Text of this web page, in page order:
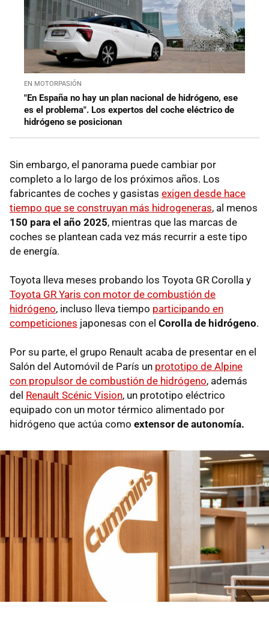
EN MOTORPASIÓN
"En España no hay un plan nacional de hidrógeno, ese
es el problema". Los expertos del coche eléctrico de
hidrógeno se posicionan
Sin embargo, el panorama puede cambiar por
completo a lo largo de los próximos años. Los
fabricantes de coches y gasistas exigen desde hace
tiempo que se construyan más hidrogeneras, al menos
150 para el año 2025, mientras que las marcas de
coches se plantean cada vez más recurrir a este tipo
de energía.
Toyota lleva meses probando los Toyota GR Corolla y
Toyota GR Yaris con motor de combustión de
hidrógeno, incluso lleva tiempo participando en
competiciones japonesas con el Corolla de hidrógeno.
Por su parte, el grupo Renault acaba de presentar en el
Salón del Automóvil de París un prototipo de Alpine
con propulsor de combustión de hidrógeno, además
del Renault Scénic Vision, un prototipo eléctrico
equipado con un motor térmico alimentado por
hidrógeno que actúa como extensor de autonomía.